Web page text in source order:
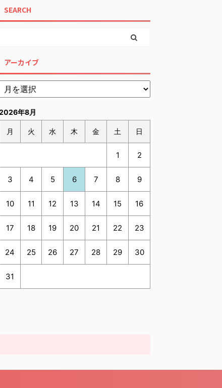
SEARCH
アーカイブ
年8月
月 火 水 木 金 土 日
1 2
3 4 5 6 7 8 9
10 11 12 13 14 15 16
17 18 19 20 21 22 23
24 25 26 27 28 29 30
31